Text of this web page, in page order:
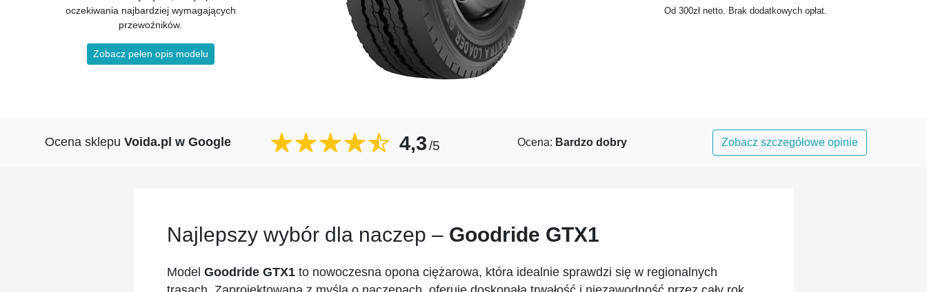
oczekiwania najbardziej wymagających
przewoźników.
Zobacz pełen opis modelu
Od 300zł netto. Brak dodatkowych opłat.
Ocena sklepu Voida.pl w Google 4,3/5 Ocena: Bardzo dobry Zobacz szczegółowe opinie
Najlepszy wybór dla naczep – Goodride GTX1
Model Goodride GTX1 to nowoczesna opona ciężarowa, która idealnie sprawdzi się w regionalnych